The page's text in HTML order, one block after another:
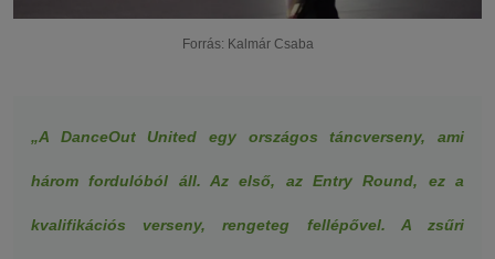
Forrás: Kalmár Csaba
„A DanceOut United egy országos táncverseny, ami
három fordulóból áll. Az első, az Entry Round, ez a
kvalifikációs verseny, rengeteg fellépővel. A zsűri